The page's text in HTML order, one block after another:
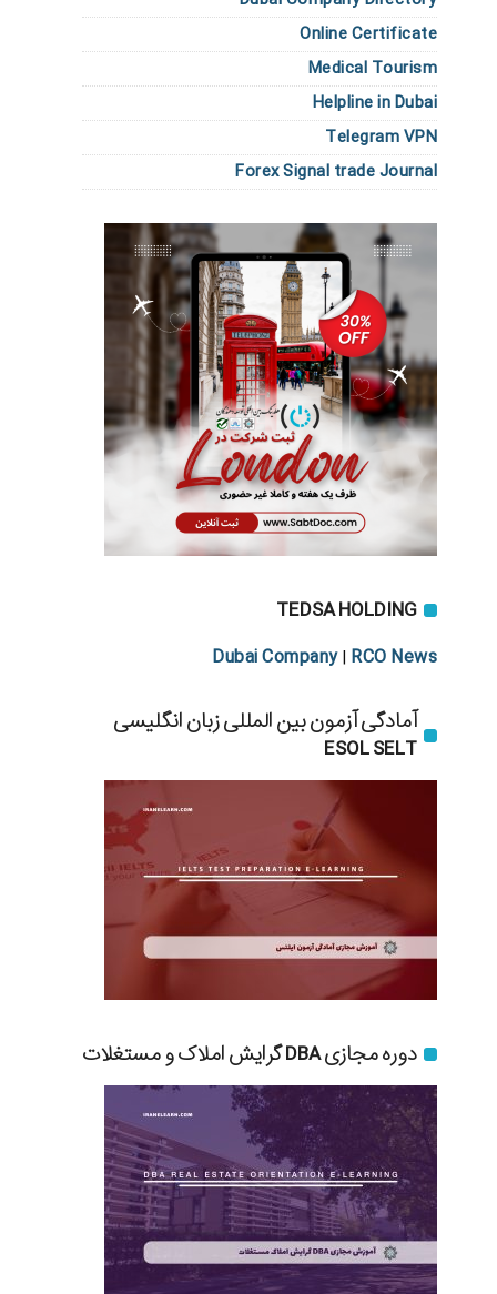
Online Certificate
Medical Tourism
Helpline in Dubai
Telegram VPN
Forex Signal trade Journal
TEDSA HOLDING
Dubai Company| RCO News
آمادگی آزمون بین المللی زبان انگلیسی
ESOL SELT
دوره مجازی DBA گرایش املاک و مستغلات